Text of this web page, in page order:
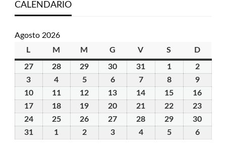
CALENDARIO
Agosto 2026
L
M martedì
M mercoledì
G giovedìV venerdì
S D
2727
Luglio
2026
2828
29 30 31 11
Agosto
2026
22
Agosto
2026
3
Agosto
2026
4
Agosto
2026
55
Agosto
2026
66
Agosto
2026
77
Agosto
2026
88
Agosto
2026
99
Agosto
2026
1010
Agosto
2026
1111
Agosto
2026
12
Agosto
13
Agosto
14
Agosto
15
Agosto
16
1717
Agosto
1818
Agosto
19
Agosto
20
Agosto
21
Agosto
22
Agosto
23
2424
Agosto
2525
Agosto
26
Agosto
27
Agosto
28
Agosto
29
Agosto
30
3131
1 22
33
44
55
66